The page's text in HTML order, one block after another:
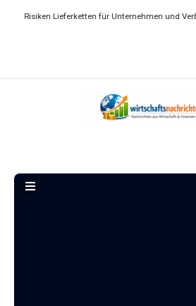
für Unternehmen und Verbraucher…